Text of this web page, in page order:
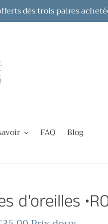
dès trois paires
FAQ Blog
d'oreilles